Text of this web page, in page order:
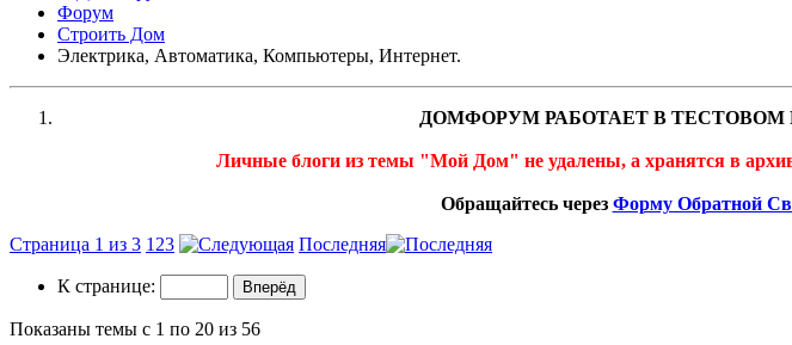
Форум
Строить Дом
Электрика, Автоматика, Компьютеры, Интернет.
ДОМФОРУМ РАБОТАЕТ В ТЕСТОВОМ
Личные блоги из темы "Мой Дом" не удалены, а хранятся в
Обращайтесь через Форму Обратной
Страница 1 из 3 1 23 Последняя
К странице:
Показаны темы с 1 по 20 из 56